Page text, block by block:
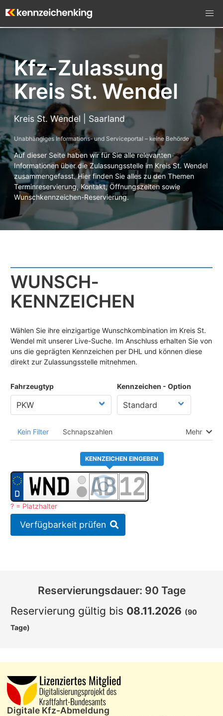
Kfz-Zulassung
Kreis St. Wendel
Kreis St. Wendel | Saarland
Unabhängiges Informations- und Serviceportal – keine Behörde
Auf dieser Seite haben wir für Sie alle relevanten
Informationen über die Zulassungsstelle im Kreis St. Wendel
zusammengefasst. Hier finden Sie alles zu den Themen
Terminreservierung, Kontakt, Öffnungszeiten sowie
Wunschkennzeichen-Reservierung.
WUNSCH­
KENNZEICHEN
Wählen Sie ihre einzigartige Wunschkombination im Kreis St.
Wendel mit unserer Live-Suche. Im Anschluss erhalten Sie von
uns die geprägten Kennzeichen per DHL und können diese
direkt zur Zulassungsstelle mitnehmen.
Fahrzeugtyp Kennzeichen - Option
Kein Filter Schnapszahlen Mehr
KENNZEICHEN EINGEBEN
? = Platzhalter
Verfügbarkeit prüfen
Reservierungsdauer: 90 Tage
Reservierung gültig bis 08.11.2026 (90
Tage)
Digitale Kfz-Abmeldung